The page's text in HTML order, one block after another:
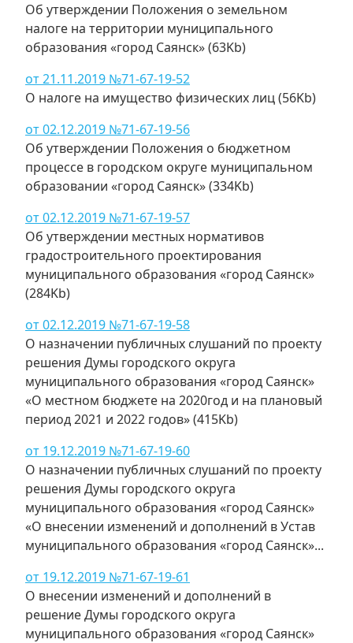
Об утверждении Положения о земельном
налоге на территории муниципального
образования «город Саянск» (63Kb)
от 21.11.2019 №71-67-19-52
О налоге на имущество физических лиц (56Kb)
от 02.12.2019 №71-67-19-56
Об утверждении Положения о бюджетном
процессе в городском округе муниципальном
образовании «город Саянск» (334Kb)
от 02.12.2019 №71-67-19-57
Об утверждении местных нормативов
градостроительного проектирования
муниципального образования «город Саянск»
(284Kb)
от 02.12.2019 №71-67-19-58
О назначении публичных слушаний по проекту
решения Думы городского округа
муниципального образования «город Саянск»
«О местном бюджете на 2020год и на плановый
период 2021 и 2022 годов» (415Kb)
от 19.12.2019 №71-67-19-60
О назначении публичных слушаний по проекту
решения Думы городского округа
муниципального образования «город Саянск»
«О внесении изменений и дополнений в Устав
муниципального образования «город Саянск»...
от 19.12.2019 №71-67-19-61
О внесении изменений и дополнений в
решение Думы городского округа
муниципального образования «город Саянск»